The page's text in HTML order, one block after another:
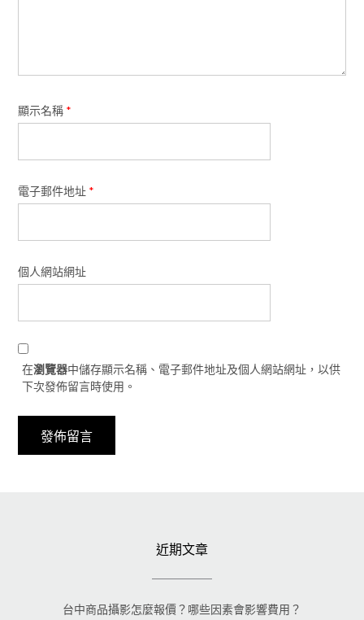
顯示名稱 *
電子郵件地址 *
個人網站網址
在瀏覽器中儲存顯示名稱、電子郵件地址及個人網站網址，以供
下次發佈留言時使用。
近期文章
台中商品攝影怎麼報價？哪些因素會影響費用？